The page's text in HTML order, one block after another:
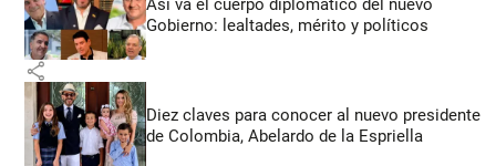
Así va el cuerpo diplomático del nuevo
Gobierno: lealtades, mérito y políticos
share
Diez claves para conocer al nuevo presidente
de Colombia, Abelardo de la Espriella